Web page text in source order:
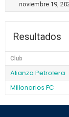
noviembre 19,
Resultados
Club
Alianza Petrolera
Millonarios FC